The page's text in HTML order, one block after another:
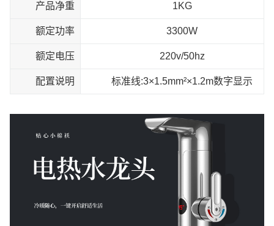
产品净重 1KG
额定功率 3300W
额定电压 220v/50hz
配置说明 标准线:3×1.5mm²×1.2m数字显示